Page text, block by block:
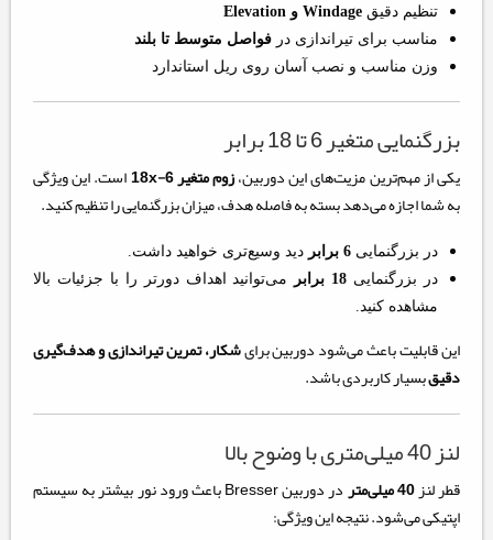
تنظیم دقیق Windage و Elevation
مناسب برای تیراندازی در فواصل متوسط تا بلند
وزن مناسب و نصب آسان روی ریل استاندارد
بزرگنمایی متغیر 6 تا 18 برابر
یکی از مهم‌ترین مزیت‌های این دوربین،زوم متغیر 6-18x
است. این ویژگی
به شما اجازه می‌دهد بسته به فاصله هدف، میزان بزرگنمایی را تنظیم کنید.
در بزرگنمایی 6 برابر
دید وسیع‌تری خواهید داشت.
در بزرگنمایی 18 برابر
می‌توانید اهداف دورتر را با جزئیات بالا
مشاهده کنید.
این قابلیت باعث می‌شود دوربین برایشکار، تمرین تیراندازی و هدف‌گیری
دقیقبسیار کاربردی باشد.
لنز 40 میلی‌متری با وضوح بالا
قطر لنز40 میلی‌متر
در دوربین Bresser باعث ورود نور بیشتر به سیستم
اپتیکی می‌شود. نتیجه این ویژگی: